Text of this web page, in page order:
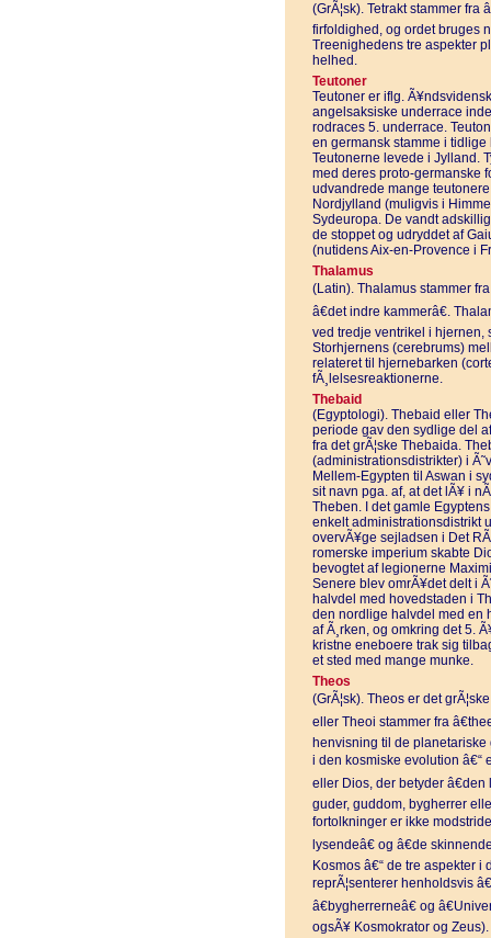
(GrÃ¦sk). Tetrakt stammer fra
firfoldighed, og ordet bruges
Treenighedens tre aspekter
helhed.
Teutoner
Teutoner er iflg.
angelsaksiske underrace
rodraces 5. underrace.
en germansk stamme i tidlige
Teutonerne levede i Jylland.
med deres proto-germanske
udvandrede mange
Nordjylland (muligvis i
Sydeuropa. De vandt
de stoppet og udryddet af
(nutidens Aix-en-Provence i
Thalamus
(Latin). Thalamus stammer fra
â€det indre kammerâ€.
ved tredje ventrikel i hjernen,
Storhjernens (cerebrums)
relateret til hjernebarken
fÃ¸lelsesreaktionerne.
Thebaid
(Egyptologi). Thebaid eller
periode gav den sydlige del
fra det grÃ¦ske Thebaida.
(administrationsdistrikter) i
Mellem-Egypten til Aswan i
sit navn pga. af, at det lÃ¥ i
Theben. I det gamle
enkelt administrationsdistrikt
overvÃ¥ge sejladsen i Det
romerske imperium skabte
bevogtet af legionerne
Senere blev omrÃ¥det delt i
halvdel med hovedstaden i
den nordlige halvdel med en
af Ã¸rken, og omkring det 5.
kristne eneboere trak sig
et sted med mange munke.
Theos
(GrÃ¦sk). Theos er det
eller Theoi stammer fra
henvisning til de
i den kosmiske evolution â€“
eller Dios, der betyder â€den
guder, guddom, bygherrer
fortolkninger er ikke
lysendeâ€ og â€de
Kosmos â€“ de tre aspekter
reprÃ¦senterer henholdsvis
â€bygherrerneâ€ og
ogsÃ¥ Kosmokrator og Zeus).